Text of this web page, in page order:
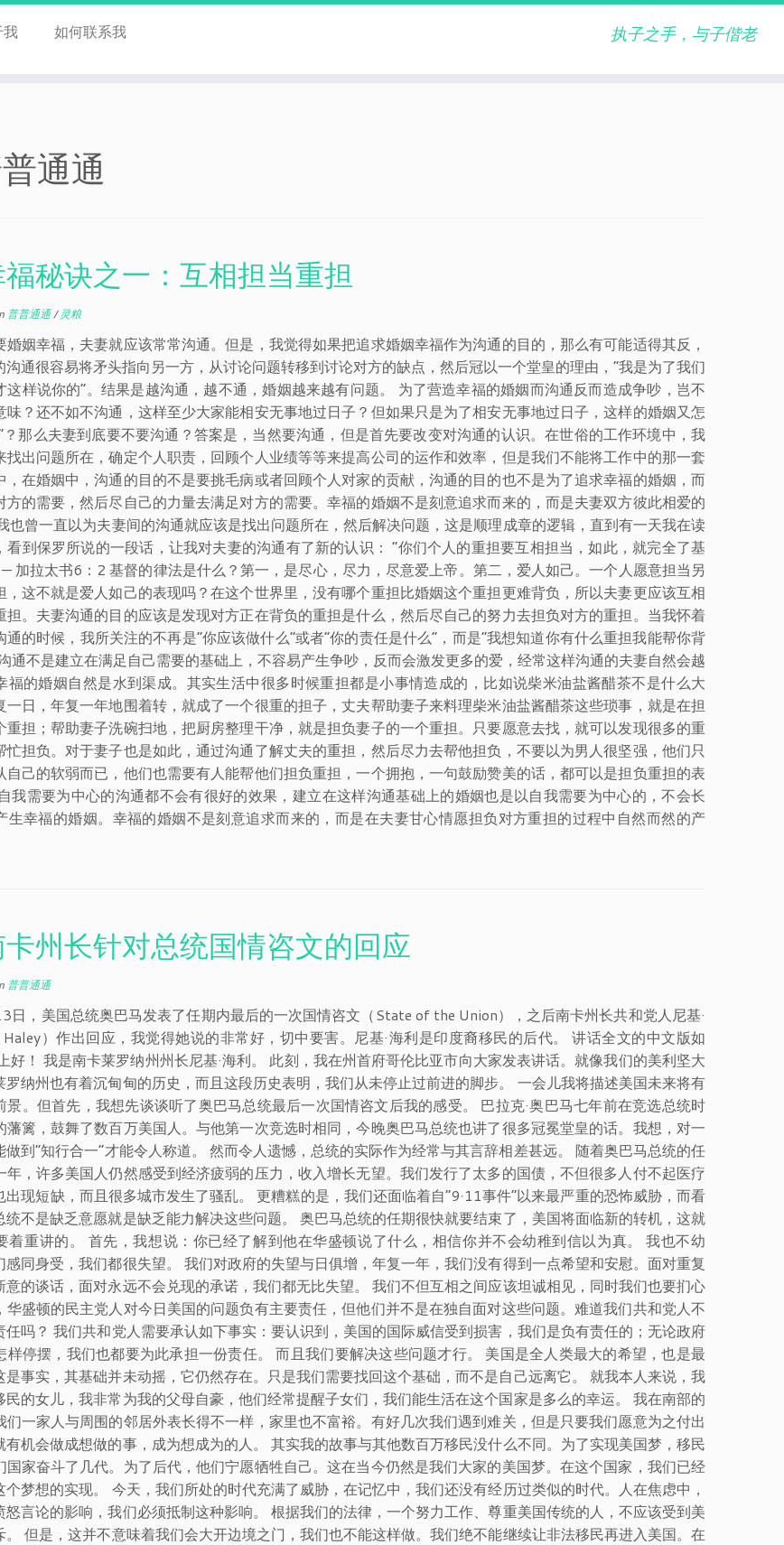
执子之手，与子偕老
我 如何联系我
通通
秘诀之一：互相担当重担
普普通通/灵粮
婚姻幸福，夫妻就应该常常沟通。但是，我觉得如果把追求婚姻幸福作为沟通的目的，那么有可能适得其反，
沟通很容易将矛头指向另一方，从讨论问题转移到讨论对方的缺点，然后冠以一个堂皇的理由，“我是为了我们
这样说你的”。结果是越沟通，越不通，婚姻越来越有问题。 为了营造幸福的婚姻而沟通反而造成争吵，岂不
味？还不如不沟通，这样至少大家能相安无事地过日子？但如果只是为了相安无事地过日子，这样的婚姻又怎
？那么夫妻到底要不要沟通？答案是，当然要沟通，但是首先要改变对沟通的认识。在世俗的工作环境中，我
找出问题所在，确定个人职责，回顾个人业绩等等来提高公司的运作和效率，但是我们不能将工作中的那一套
，在婚姻中，沟通的目的不是要挑毛病或者回顾个人对家的贡献，沟通的目的也不是为了追求幸福的婚姻，而
方的需要，然后尽自己的力量去满足对方的需要。幸福的婚姻不是刻意追求而来的，而是夫妻双方彼此相爱的
也曾一直以为夫妻间的沟通就应该是找出问题所在，然后解决问题，这是顺理成章的逻辑，直到有一天我在读
看到保罗所说的一段话，让我对夫妻的沟通有了新的认识： “你们个人的重担要互相担当，如此，就完全了基
加拉太书6：2 基督的律法是什么？第一，是尽心，尽力，尽意爱上帝。第二，爱人如己。一个人愿意担当另
，这不就是爱人如己的表现吗？在这个世界里，没有哪个重担比婚姻这个重担更难背负，所以夫妻更应该互相
担。夫妻沟通的目的应该是发现对方正在背负的重担是什么，然后尽自己的努力去担负对方的重担。当我怀着
通的时候，我所关注的不再是“你应该做什么”或者“你的责任是什么”，而是“我想知道你有什么重担我能帮你背
通不是建立在满足自己需要的基础上，不容易产生争吵，反而会激发更多的爱，经常这样沟通的夫妻自然会越
福的婚姻自然是水到渠成。其实生活中很多时候重担都是小事情造成的，比如说柴米油盐酱醋茶不是什么大
一日，年复一年地围着转，就成了一个很重的担子，丈夫帮助妻子来料理柴米油盐酱醋茶这些琐事，就是在担
重担；帮助妻子洗碗扫地，把厨房整理干净，就是担负妻子的一个重担。只要愿意去找，就可以发现很多的重
忙担负。对于妻子也是如此，通过沟通了解丈夫的重担，然后尽力去帮他担负，不要以为男人很坚强，他们只
自己的软弱而已，他们也需要有人能帮他们担负重担，一个拥抱，一句鼓励赞美的话，都可以是担负重担的表
我需要为中心的沟通都不会有很好的效果，建立在这样沟通基础上的婚姻也是以自我需要为中心的，不会长
生幸福的婚姻。幸福的婚姻不是刻意追求而来的，而是在夫妻甘心情愿担负对方重担的过程中自然而然的产
州长针对总统国情咨文的回应
普普通通
日，美国总统奥巴马发表了任期内最后的一次国情咨文（State of the Union），之后南卡州长共和党人尼基·
）作出回应，我觉得她说的非常好，切中要害。尼基·海利是印度裔移民的后代。 讲话全文的中文版如
好！ 我是南卡莱罗纳州州长尼基·海利。 此刻，我在州首府哥伦比亚市向大家发表讲话。就像我们的美利坚大
罗纳州也有着沉甸甸的历史，而且这段历史表明，我们从未停止过前进的脚步。 一会儿我将描述美国未来将有
景。但首先，我想先谈谈听了奥巴马总统最后一次国情咨文后我的感受。 巴拉克·奥巴马七年前在竞选总统时
藩篱，鼓舞了数百万美国人。与他第一次竞选时相同，今晚奥巴马总统也讲了很多冠冕堂皇的话。我想，对一
做到“知行合一”才能令人称道。 然而令人遗憾，总统的实际作为经常与其言辞相差甚远。 随着奥巴马总统的任
年，许多美国人仍然感受到经济疲弱的压力，收入增长无望。我们发行了太多的国债，不但很多人付不起医疗
出现短缺，而且很多城市发生了骚乱。 更糟糕的是，我们还面临着自“9·11事件”以来最严重的恐怖威胁，而看
统不是缺乏意愿就是缺乏能力解决这些问题。 奥巴马总统的任期很快就要结束了，美国将面临新的转机，这就
着重讲的。 首先，我想说：你已经了解到他在华盛顿说了什么，相信你并不会幼稚到信以为真。 我也不幼
感同身受，我们都很失望。 我们对政府的失望与日俱增，年复一年，我们没有得到一点希望和安慰。面对重复
意的谈话，面对永远不会兑现的承诺，我们都无比失望。 我们不但互相之间应该坦诚相见，同时我们也要扪心
华盛顿的民主党人对今日美国的问题负有主要责任，但他们并不是在独自面对这些问题。难道我们共和党人不
任吗？ 我们共和党人需要承认如下事实：要认识到，美国的国际威信受到损害，我们是负有责任的；无论政府
样停摆，我们也都要为此承担一份责任。 而且我们要解决这些问题才行。 美国是全人类最大的希望，也是最
是事实，其基础并未动摇，它仍然存在。只是我们需要找回这个基础，而不是自己远离它。 就我本人来说，我
民的女儿，我非常为我的父母自豪，他们经常提醒子女们，我们能生活在这个国家是多么的幸运。 我在南部的
们一家人与周围的邻居外表长得不一样，家里也不富裕。有好几次我们遇到难关，但是只要我们愿意为之付出
有机会做成想做的事，成为想成为的人。 其实我的故事与其他数百万移民没什么不同。为了实现美国梦，移民
国家奋斗了几代。为了后代，他们宁愿牺牲自己。这在当今仍然是我们大家的美国梦。在这个国家，我们已经
个梦想的实现。 今天，我们所处的时代充满了威胁，在记忆中，我们还没有经历过类似的时代。人在焦虑中，
怒言论的影响，我们必须抵制这种影响。 根据我们的法律，一个努力工作、尊重美国传统的人，不应该受到美
。 但是，这并不意味着我们会大开边境之门，我们也不能这样做。我们绝不能继续让非法移民再进入美国。在